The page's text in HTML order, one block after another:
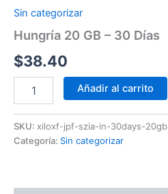
Sin categorizar
Hungría 20 GB – 30 Días
$38.40
Añadir al carrito
SKU: xiloxf-jpf-szia-in-30days-20gb
Categoría: Sin categorizar